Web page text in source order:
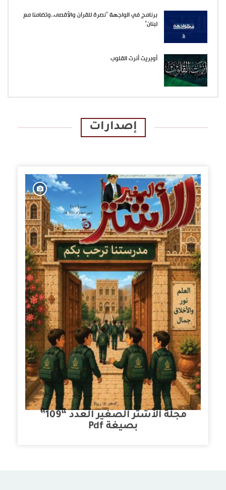
برنامج في الواجهة “نصرة للقرآن والأقصى..وتضامنا مع
لبنان”
أوبريت أنرت القلوب
إصدارات
مجلة الأشتر الصغير العدد “109”
بصيغة Pdf